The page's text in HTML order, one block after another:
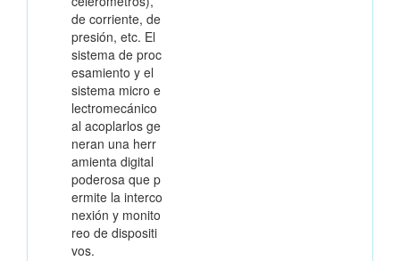
de corriente, de
presión, etc. El
sistema de proc
esamiento y el
sistema micro e
lectromecánico
al acoplarlos ge
neran una herr
amienta digital
poderosa que p
ermite la interco
nexión y monito
reo de dispositi
vos.